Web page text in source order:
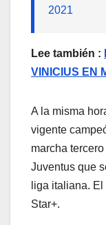
2021
Lee también :
VINICIUS EN
A la misma
vigente
marcha
Juventus que
liga italiana.
Star+.